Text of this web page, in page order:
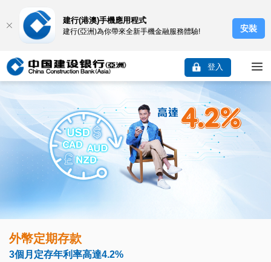
登入
外幣定期存款
3個月定存年利率高達4.2%
建行(港澳)手機應用程式
建行(亞洲)為你帶來全新手機金融服務體驗! 安裝